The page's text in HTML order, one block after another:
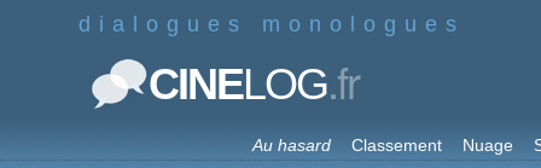
dialogues monologues
CINELOG.fr
Au hasard Classement Nuage